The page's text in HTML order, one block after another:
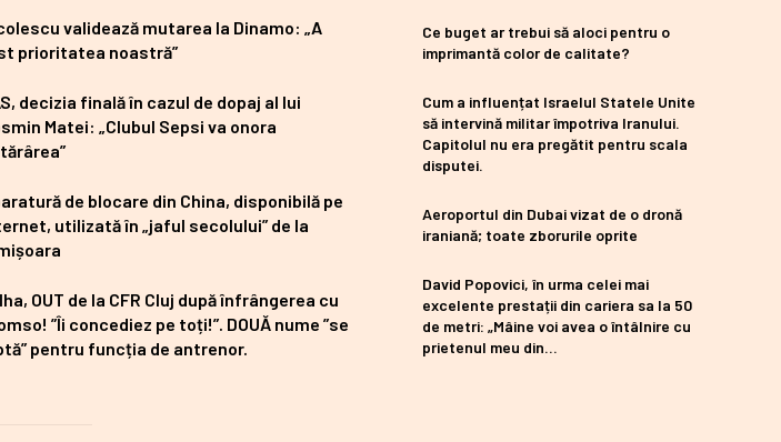
validează mutarea la Dinamo: „A
prioritatea noastră”
decizia finală în cazul de dopaj al lui
Matei: „Clubul Sepsi va onora
de blocare din China, disponibilă pe
utilizată în „jaful secolului” de la
OUT de la CFR Cluj după înfrângerea cu
”Îi concediez pe toți!”. DOUĂ nume ”se
pentru funcția de antrenor.
Ce buget ar trebui să aloci pentru o
imprimantă color de calitate?
Cum a influențat Israelul Statele Unite
să intervină militar împotriva Iranului.
Capitolul nu era pregătit pentru scala
disputei.
Aeroportul din Dubai vizat de o dronă
iraniană; toate zborurile oprite
David Popovici, în urma celei mai
excelente prestații din cariera sa la 50
de metri: „Mâine voi avea o întâlnire cu
prietenul meu din...